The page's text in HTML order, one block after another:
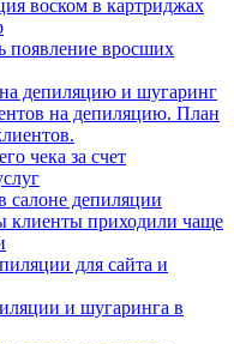
воском в картриджах
появление вросших
депиляцию и шугаринг
на депиляцию. План
чека за счет
салоне депиляции
клиенты приходили чаще
для сайта и
и шугаринга в